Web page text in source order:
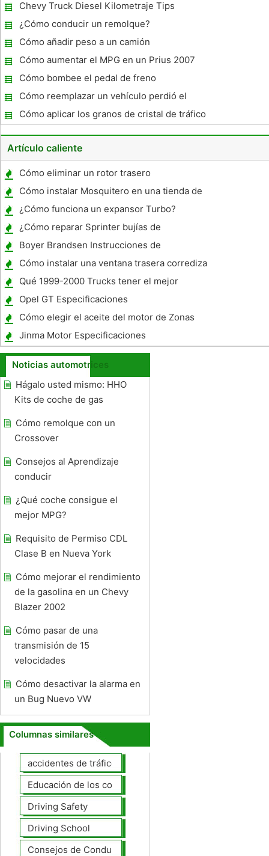
rendimiento de la gasolina
Chevy Truck Diesel Kilometraje Tips
¿Cómo conducir un remolque?
Cómo añadir peso a un camión
Cómo aumentar el MPG en un Prius 2007
Cómo bombee el pedal de freno
Cómo reemplazar un vehículo perdió el
título en Kansas
Cómo aplicar los granos de cristal de tráfico
Artículo caliente
Cómo eliminar un rotor trasero
Cómo instalar Mosquitero en una tienda de
Viking Remolque
¿Cómo funciona un expansor Turbo?
¿Cómo reparar Sprinter bujías de
incandescencia
Boyer Brandsen Instrucciones de
encendido electrónico
Cómo instalar una ventana trasera corrediza
Qué 1999-2000 Trucks tener el mejor
rendimiento de la gasolina?
Opel GT Especificaciones
Cómo elegir el aceite del motor de Zonas
calientes
Jinma Motor Especificaciones
Noticias automotrices
Hágalo usted mismo: HHO
Kits de coche de gas
Cómo remolque con un
Crossover
Consejos al Aprendizaje
conducir
¿Qué coche consigue el
mejor MPG?
Requisito de Permiso CDL
Clase B en Nueva York
Cómo mejorar el rendimiento
de la gasolina en un Chevy
Blazer 2002
Cómo pasar de una
transmisión de 15
velocidades
Cómo desactivar la alarma en
un Bug Nuevo VW
Columnas similares
accidentes de tráfico
Educación de los conductores
Driving Safety
Driving School
Consejos de Conducción